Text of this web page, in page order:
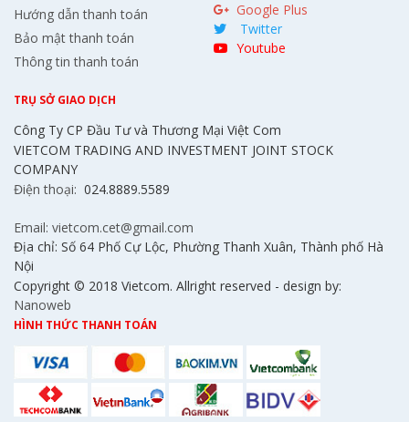
Hướng dẫn thanh toán
Bảo mật thanh toán
Thông tin thanh toán
Google Plus
Twitter
Youtube
TRỤ SỞ GIAO DỊCH
Công Ty CP Đầu Tư và Thương Mại Việt Com
VIETCOM TRADING AND INVESTMENT JOINT STOCK
COMPANY
Điện thoại: 024.8889.5589
Email: vietcom.cet@gmail.com
Địa chỉ: Số 64 Phố Cự Lộc, Phường Thanh Xuân, Thành phố Hà
Nội
Copyright © 2018 Vietcom. Allright reserved - design by:
Nanoweb
HÌNH THỨC THANH TOÁN